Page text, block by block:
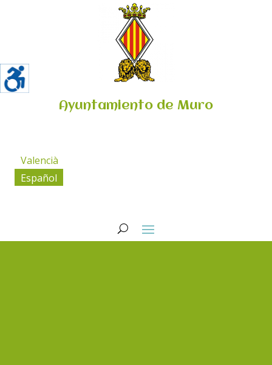
Ayuntamiento de Muro
Valencià
Español